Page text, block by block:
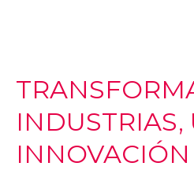
INDUSTRIAS,